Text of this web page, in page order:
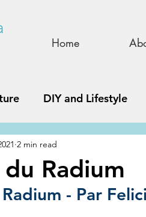
Home
DIY and Lifestyle
STEAM
Story Update
Radium
2 min read
- Par